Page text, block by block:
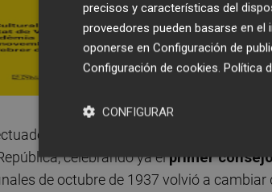
durante la noche del 6 al 7 de
celebrando ya elprimer
de octubre de 1937 volvió a cambiar
precisos y características del
proveedores pueden basarse en
oponerse en Configuración de
Configuración de cookies. Política
CONFIGURAR